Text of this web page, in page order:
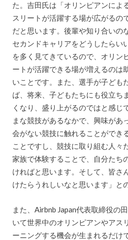
た。吉田氏は「オリンピアンによ
スリートが活躍する場が広がるの
だと思います。後輩や知り合いの
セカンドキャリアをどうしたらい
を多く見てきているので、オリン
ートが活躍できる場が増えるのは
いことです。また、選手が子ども
ば、将来、子どもたちにも役立ち
くなり、盛り上がるのではと感じ
まな競技があるなかで、興味があ
会がない競技に触れることができ
ことですし、競技に取り組む人々
家族で体験することで、自分たち
ければと思います。そして、皆さ
けたらうれしいなと思います」と
また、Airbnb Japan代表取締役の
いて世界中のオリンピアンやアス
ーニングする機会が生まれるだけ